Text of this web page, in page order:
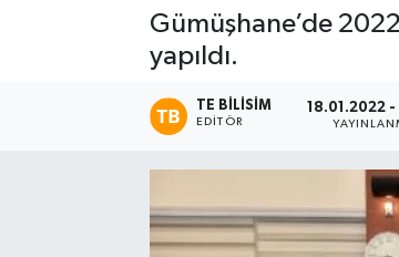
Gümüşhane’de
yapıldı.
TE BILISIM
EDITÖR
18.01.2022